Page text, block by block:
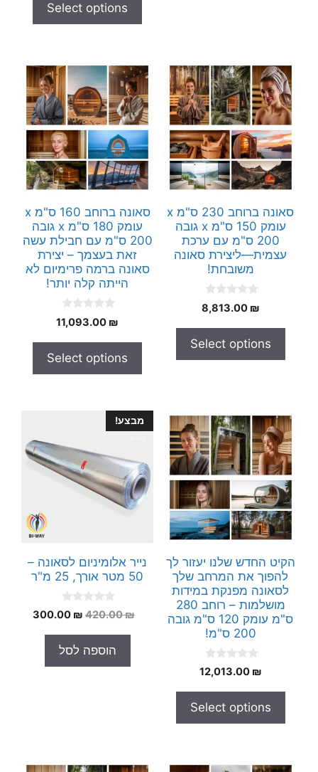
o
5
Select options
סאונה ברוחב 230 ס"מ x
עומק 150 ס"מ x גובה
200 ס"מ עם ערכת
עצמית—ליצירת סאונה
משובחת!
0
o
o
5
8,813.00 ₪
Select options
סאונה ברוחב 160 ס"מ x
עומק 180 ס"מ x גובה
200 ס"מ עם חבילת עשה
זאת בעצמך – יצירת
סאונה ברמה פרימיום לא
הייתה קלה יותר!
0
o
o
5
11,093.00 ₪
Select options
הקיט החדש שלנו יעזור לך
להפוך את המרחב שלך
לסאונה מפנקת במידות
מושלמות – רוחב 280
ס"מ עומק 120 ס"מ גובה
200 ס"מ!
0
o
o
5
12,013.00 ₪
Select options
מבצע!
נייר אלומיניום לסאונה –
50 מטר אורך, 25 מ"ר
0
o
o
5
420.00₪
המחיר
היה:
300.00 ₪
המחיר
הוספה לסל